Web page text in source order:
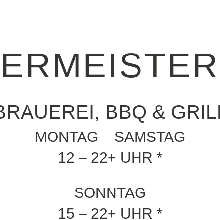
BBQ &
MONTAG – SAMSTAG
12 – 22+ UHR *
SONNTAG
15 – 22+ UHR *